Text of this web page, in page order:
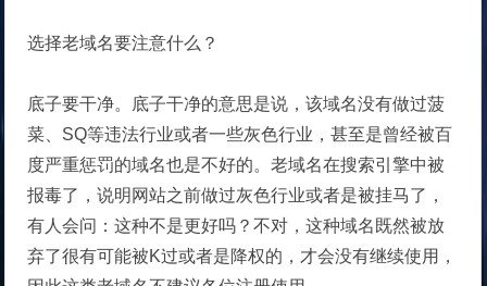
选择老域名要注意什么？
底子要干净。底子干净的意思是说，该域名没有做过菠
菜、SQ等违法行业或者一些灰色行业，甚至是曾经被百
度严重惩罚的域名也是不好的。老域名在搜索引擎中被
报毒了，说明网站之前做过灰色行业或者是被挂马了，
有人会问：这种不是更好吗？不对，这种域名既然被放
弃了很有可能被K过或者是降权的，才会没有继续使用，